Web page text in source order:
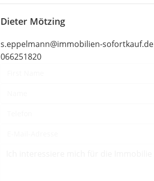
Dieter Mötzing
s.eppelmann@immobilien-sofortkauf.de
066251820